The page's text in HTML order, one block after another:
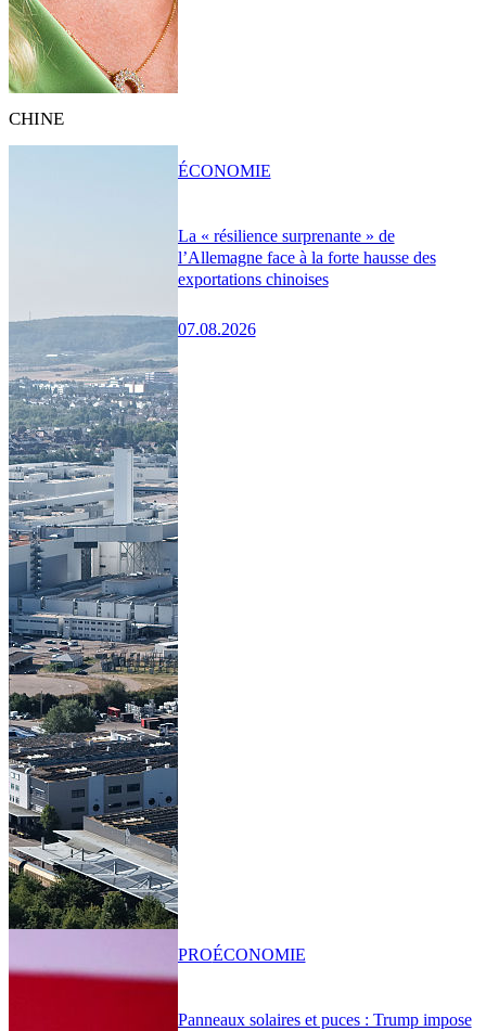
CHINE
La « résilience surprenante » de
l’Allemagne face à la forte hausse des
exportations chinoises
07.08.2026
ÉCONOMIE
Panneaux solaires et puces : Trump impose
PROÉCONOMIE